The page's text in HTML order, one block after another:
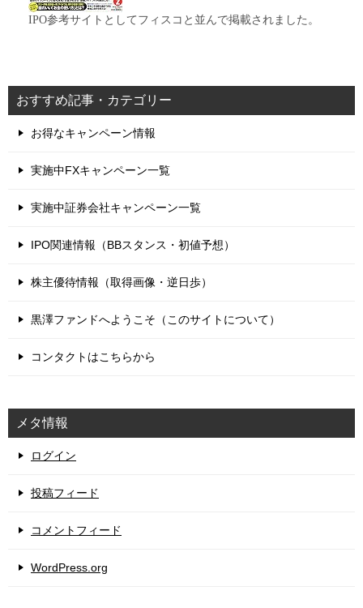
IPO参考サイトとしてフィスコと並んで掲載されました。
おすすめ記事・カテゴリー
お得なキャンペーン情報
実施中FXキャンペーン一覧
実施中証券会社キャンペーン一覧
IPO関連情報（BBスタンス・初値予想）
株主優待情報（取得画像・逆日歩）
黒澤ファンドへようこそ（このサイトについて）
コンタクトはこちらから
メタ情報
ログイン
投稿フィード
コメントフィード
WordPress.org